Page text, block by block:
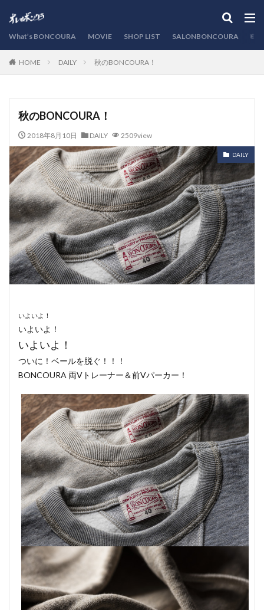
What’s BONCOURA MOVIE SHOP LIST SALONBONCOURA
HOME DAILY 秋のBONCOURA！
秋のBONCOURA！
2018年8月10日 DAILY 2509view
DAILY
いよいよ！
いよいよ！
いよいよ！
ついに！ベールを脱ぐ！！！
BONCOURA 両Vトレーナー＆前Vパーカー！
カテゴリー
検索